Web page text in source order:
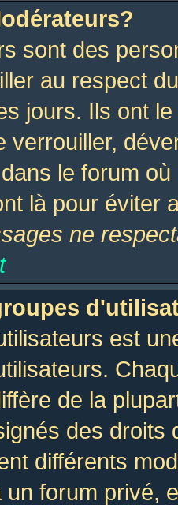
sont des
au respect
jours. Ils ont
verrouiller,
le forum
là pour éviter
ne
est
de la
des
différents
forum privé,